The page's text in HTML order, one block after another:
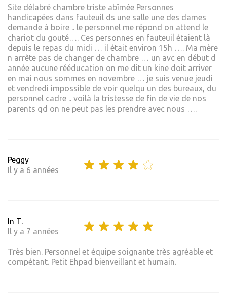
Site délabré chambre triste abîmée Personnes
handicapées dans fauteuil ds une salle une des dames
demande à boire .. le personnel me répond on attend le
chariot du gouté…. Ces personnes en fauteuil étaient là
depuis le repas du midi … il était environ 15h …. Ma mère
n arrête pas de changer de chambre … un avc en début d
année aucune rééducation on me dit un kine doit arriver
en mai nous sommes en novembre … je suis venue jeudi
et vendredi impossible de voir quelqu un des bureaux, du
personnel cadre .. voilà la tristesse de fin de vie de nos
parents qd on ne peut pas les prendre avec nous ….
Peggy
Il y a 6 années
In T.
Il y a 7 années
Très bien. Personnel et équipe soignante très agréable et
compétant. Petit Ehpad bienveillant et humain.